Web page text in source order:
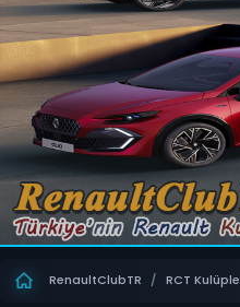
RenaultClubTR / RCT